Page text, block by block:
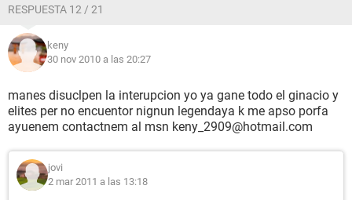
RESPUESTA 12 / 21
keny
30 nov 2010 a las 20:27
manes disuclpen la interupcion yo ya gane todo el ginacio y
elites per no encuentor nignun legendaya k me apso porfa
ayuenem contactnem al msn keny_2909@hotmail.com
jovi
2 mar 2011 a las 13:18